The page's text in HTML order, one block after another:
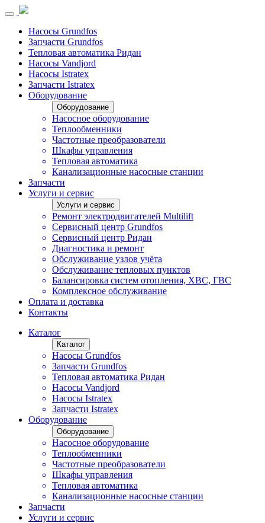
Насосы Grundfos
Запчасти Grundfos
Тепловая автоматика Ридан
Насосы Vandjord
Насосы Istratex
Запчасти Istratex
Оборудование
Оборудование
Насосное оборудование
Теплообменники
Частотные преобразователи
Шкафы управления
Тепловая автоматика
Канализационные насосные станции
Запчасти
Услуги и сервис
Услуги и сервис
Ремонт электродвигателей Multilift
Сервисный центр Grundfos
Сервисный центр Ридан
Диагностика и ремонт
Обслуживание узлов учёта
Обслуживание тепловых пунктов
Балансировка систем отопления, ХВС, ГВС
Комплексное обслуживание
Оплата и доставка
Контакты
Каталог
Каталог
Насосы Grundfos
Запчасти Grundfos
Тепловая автоматика Ридан
Насосы Vandjord
Насосы Istratex
Запчасти Istratex
Оборудование
Оборудование
Насосное оборудование
Теплообменники
Частотные преобразователи
Шкафы управления
Тепловая автоматика
Канализационные насосные станции
Запчасти
Услуги и сервис